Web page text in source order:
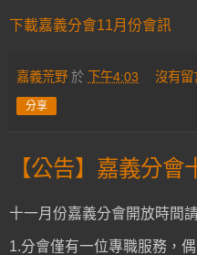
下載嘉義分會11月份會訊
嘉義荒野 於 下午4:03 沒有留
分享
【公告】嘉義分會
十一月份嘉義分會開放時間
1.分會僅有一位專職服務，